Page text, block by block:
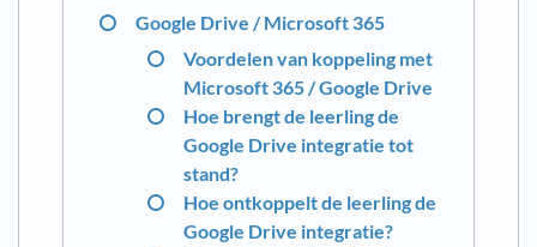
Google Drive / Microsoft 365
Voordelen van koppeling met
Microsoft 365 / Google Drive
Hoe brengt de leerling de
Google Drive integratie tot
stand?
Hoe ontkoppelt de leerling de
Google Drive integratie?